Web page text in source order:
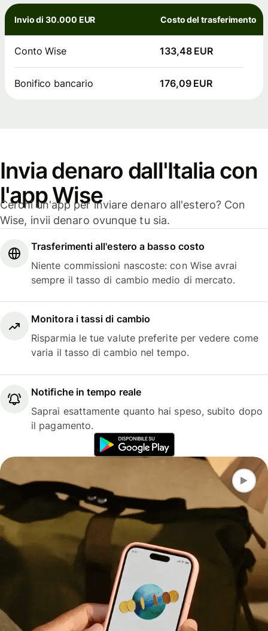
Invio di 30.000 EUR Costo del trasferimento
Conto Wise 133,48 EUR
Bonifico bancario 176,09 EUR
Invia denaro dall'Italia con
l'app Wise
Cerchi un'app per inviare denaro all'estero? Con
Wise, invii denaro ovunque tu sia.
Trasferimenti all'estero a basso costo
Niente commissioni nascoste: con Wise avrai
sempre il tasso di cambio medio di mercato.
Monitora i tassi di cambio
Risparmia le tue valute preferite per vedere come
varia il tasso di cambio nel tempo.
Notifiche in tempo reale
Saprai esattamente quanto hai speso, subito dopo
il pagamento.